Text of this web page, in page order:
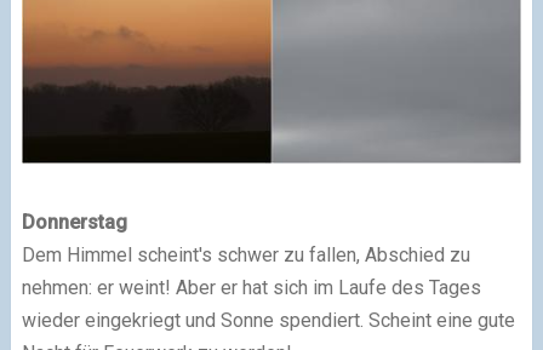
Donnerstag
Dem Himmel scheint's schwer zu fallen, Abschied zu
nehmen: er weint! Aber er hat sich im Laufe des Tages
wieder eingekriegt und Sonne spendiert. Scheint eine gute